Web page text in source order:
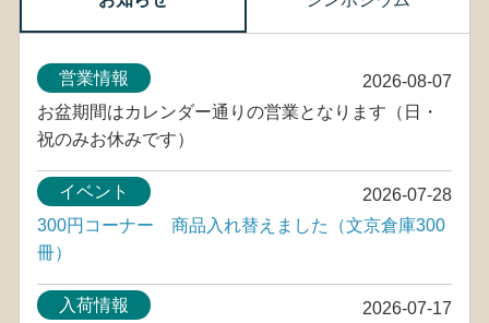
2026-08-07
営業情報
お盆期間はカレンダー通りの営業となります（日・
祝のみお休みです）
2026-07-28
イベント
300円コーナー 商品入れ替えました（文京倉庫300
冊）
2026-07-17
入荷情報